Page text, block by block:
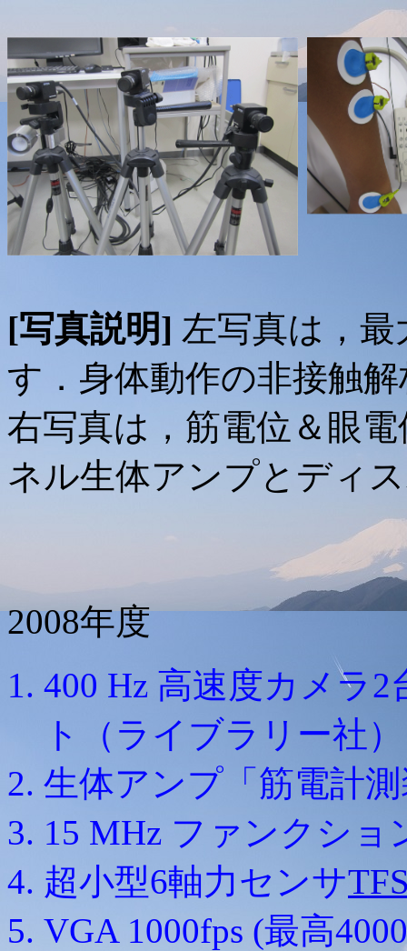
[写真説明] 左写真は，最
す．身体動作の非接触
右写真は，筋電位＆眼
ネル生体アンプとディ
2008年度
400 Hz 高速度カメ
ト（ライブラリー社）
生体アンプ「筋電計
15 MHz ファンクシ
超小型6軸力センサ
VGA 1000fps (最高